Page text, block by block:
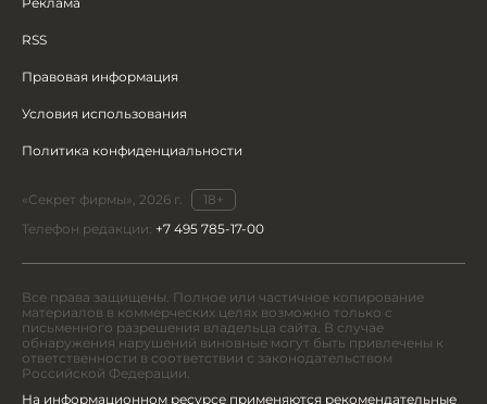
RSS
Правовая информация
Условия использования
Политика конфиденциальности
«Секрет фирмы», 2026 г.
18+
Телефон редакции: +7 495 785-17-00
Все права защищены. Полное или частичное копирование
материалов в коммерческих целях возможно только с
письменного разрешения владельца сайта. В случае
обнаружения нарушений виновные могут быть привлечены к
ответственности в соответствии с законодательством
Российской Федерации.
На информационном ресурсе применяются рекомендательные